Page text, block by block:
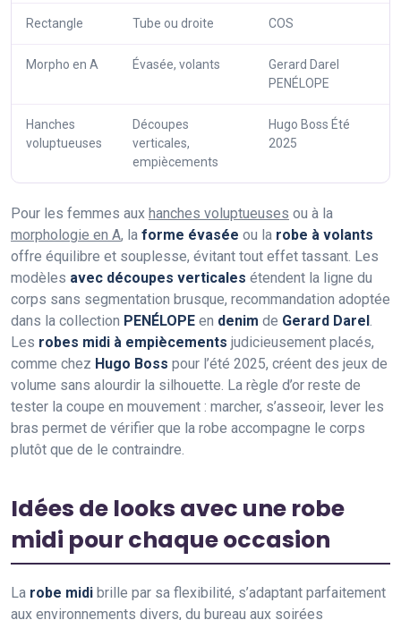
Rectangle Tube ou droite COS
Morpho en A Évasée, volants
Gerard Darel
PENÉLOPE
Hanches
voluptueuses
Découpes
verticales,
empiècements
Hugo Boss Été
2025
Pour les femmes aux hanches voluptueuses ou à la
morphologie en A, la forme évasée ou la robe à volants
offre équilibre et souplesse, évitant tout effet tassant. Les
modèles avec découpes verticales étendent la ligne du
corps sans segmentation brusque, recommandation adoptée
dans la collection PENÉLOPE en denim de Gerard Darel
Les robes midi à empiècements judicieusement placés,
comme chez Hugo Boss pour l’été 2025, créent des jeux de
volume sans alourdir la silhouette. La règle d’or reste de
tester la coupe en mouvement : marcher, s’asseoir, lever les
bras permet de vérifier que la robe accompagne le corps
plutôt que de le contraindre.
Idées de looks avec une robe
midi pour chaque occasion
La robe midi brille par sa flexibilité, s’adaptant parfaitement
aux environnements divers, du bureau aux soirées